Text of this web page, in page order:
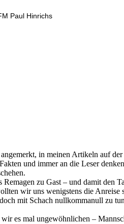
Paul Hinrichs
in meinen Artikeln auf
und immer an die Leser
zu Gast – und damit den
wir uns wenigstens die
mit Schach nullkommanull zu
es mal ungewöhnlichen –